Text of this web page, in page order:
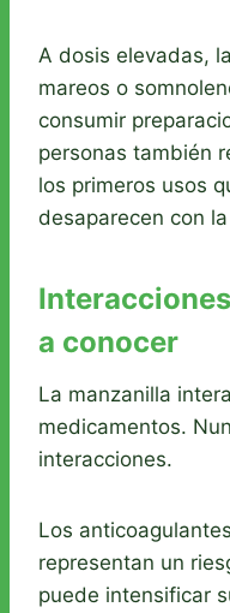
A dosis elevadas,
mareos o
consumir
personas también
los primeros usos
desaparecen con
a conocer
La manzanilla
medicamentos.
interacciones.
Los
representan un
puede intensificar